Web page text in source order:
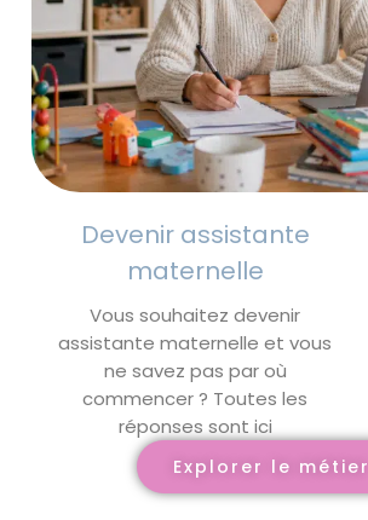
Devenir assistante
maternelle
Vous souhaitez devenir
assistante maternelle et vous
ne savez pas par où
commencer ? Toutes les
réponses sont ici
Explorer le métier